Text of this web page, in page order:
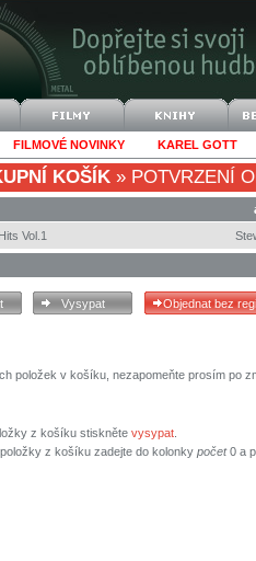
FILMOVÉ NOVINKY KAREL GOTT
KOŠÍK » POTVRZENÍ
Vol.1
položek v košíku, nezapomeňte prosím po
z košíku stiskněte vysypat
z košíku zadejte do kolonky počet0 a